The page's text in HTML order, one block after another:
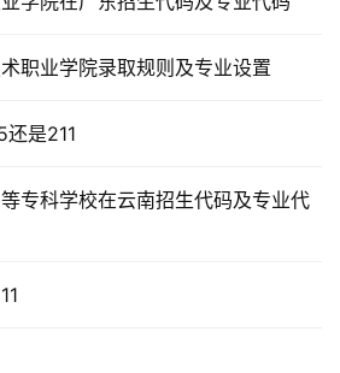
职业学院录取规则及专业设置
是211
专科学校在云南招生代码及专业代